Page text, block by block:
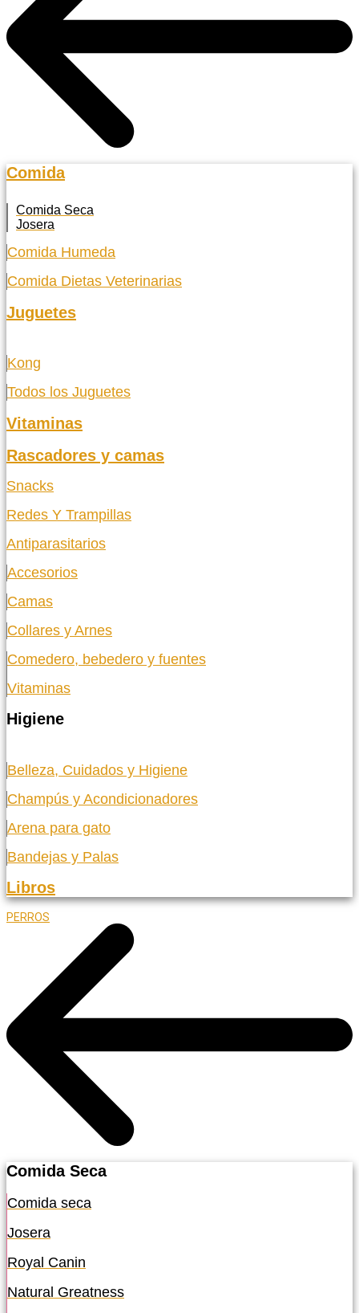
Comida
Comida Seca
Josera
Comida Humeda
Comida Dietas Veterinarias
Juguetes
Kong
Todos los Juguetes
Vitaminas
Rascadores y camas
Snacks
Redes Y Trampillas
Antiparasitarios
Accesorios
Camas
Collares y Arnes
Comedero, bebedero y fuentes
Vitaminas
Higiene
Belleza, Cuidados y Higiene
Champús y Acondicionadores
Arena para gato
Bandejas y Palas
Libros
PERROS
Comida Seca
Comida seca
Josera
Royal Canin
Natural Greatness